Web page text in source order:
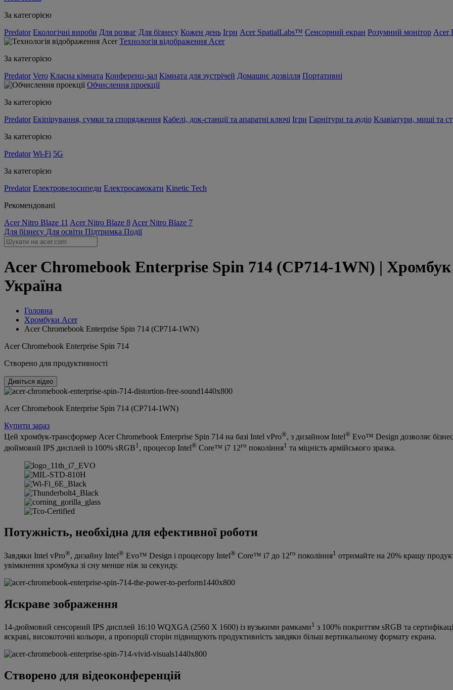
За категорією
Predator Екологічні вироби Для розваг Для бізнесу Кожен день Ігри Acer SpatialLabs™ Сенсорний екран Розумний монітор Acer
Технологія відображення Acer
За категорією
Predator Vero Класна кімната Конференц-зал Кімната для зустрічей Домашнє дозвілля Портативні
Обчислення проекції
За категорією
Predator Екіпірування, сумки та спорядження Кабелі, док-станції та апаратні ключі Ігри Гарнітури та аудіо Клавіатури, миші та
За категорією
Predator Wi-Fi 5G
За категорією
Predator Електровелосипеди Електросамокати Kinetic Tech
Рекомендовані
Acer Nitro Blaze 11 Acer Nitro Blaze 8 Acer Nitro Blaze 7
Для бізнесу Для освіти Підтримка Події
Acer Chromebook Enterprise Spin 714 (CP714-1WN) | Хромбук
Україна
Головна
Хромбуки Acer
Acer Chromebook Enterprise Spin 714 (CP714-1WN)
Acer Chromebook Enterprise Spin 714
Створено для продуктивності
Дивіться відео
Acer Chromebook Enterprise Spin 714 (CP714-1WN)
Купити зараз
Цей хромбук-трансформер Acer Chromebook Enterprise Spin 714 на базі Intel vPro®, з дизайном Intel® Evo™ Design дозволяє
дюймовий IPS дисплей із 100% sRGB1, процесор Intel® Core™ i7 12го покоління1 та міцність армійського зразка.
Потужність, необхідна для ефективної роботи
Завдяки Intel vPro®, дизайну Intel® Evo™ Design і процесору Intel® Core™ i7 до 12го покоління1 отримайте на 20% кращу
увімкнення хромбука зі сну менше ніж за секунду.
Яскраве зображення
14-дюймовий сенсорний IPS дисплей 16:10 WQXGA (2560 X 1600) із вузькими рамками1 з 100% покриттям sRGB та
яскраві, високоточні кольори, а пропорції сторін підвищують продуктивність завдяки більш вертикальному формату екрана.
Створено для відеоконференцій